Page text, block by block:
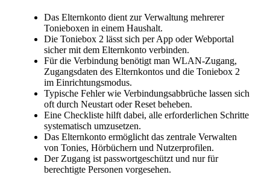
Das Elternkonto dient zur Verwaltung mehrerer
Tonieboxen in einem Haushalt.
Die Toniebox 2 lässt sich per App oder Webportal
sicher mit dem Elternkonto verbinden.
Für die Verbindung benötigt man WLAN-Zugang,
Zugangsdaten des Elternkontos und die Toniebox 2
im Einrichtungsmodus.
Typische Fehler wie Verbindungsabbrüche lassen sich
oft durch Neustart oder Reset beheben.
Eine Checkliste hilft dabei, alle erforderlichen Schritte
systematisch umzusetzen.
Das Elternkonto ermöglicht das zentrale Verwalten
von Tonies, Hörbüchern und Nutzerprofilen.
Der Zugang ist passwortgeschützt und nur für
berechtigte Personen vorgesehen.